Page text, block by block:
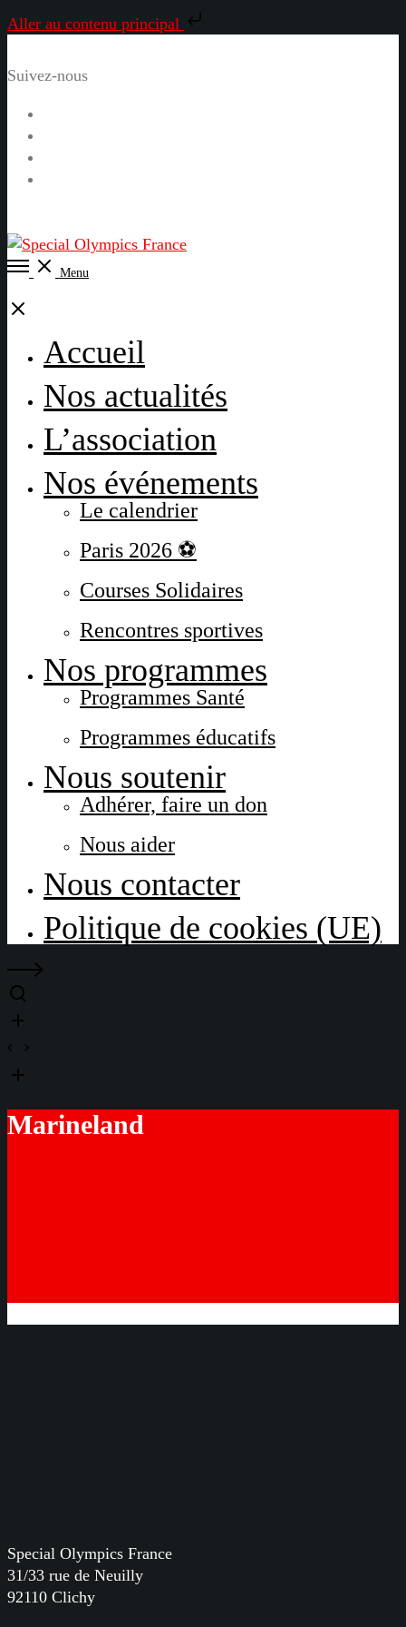
Aller au contenu principal
Suivez-nous
Open
Menu
Close
Accueil
Nos actualités
L’association
Nos événements
Le calendrier
Paris 2026 ⚽
Courses Solidaires
Rencontres sportives
Nos programmes
Programmes Santé
Programmes éducatifs
Nous soutenir
Adhérer, faire un don
Nous aider
Nous contacter
Politique de cookies (UE)
Marineland
Special Olympics France
31/33 rue de Neuilly
92110 Clichy